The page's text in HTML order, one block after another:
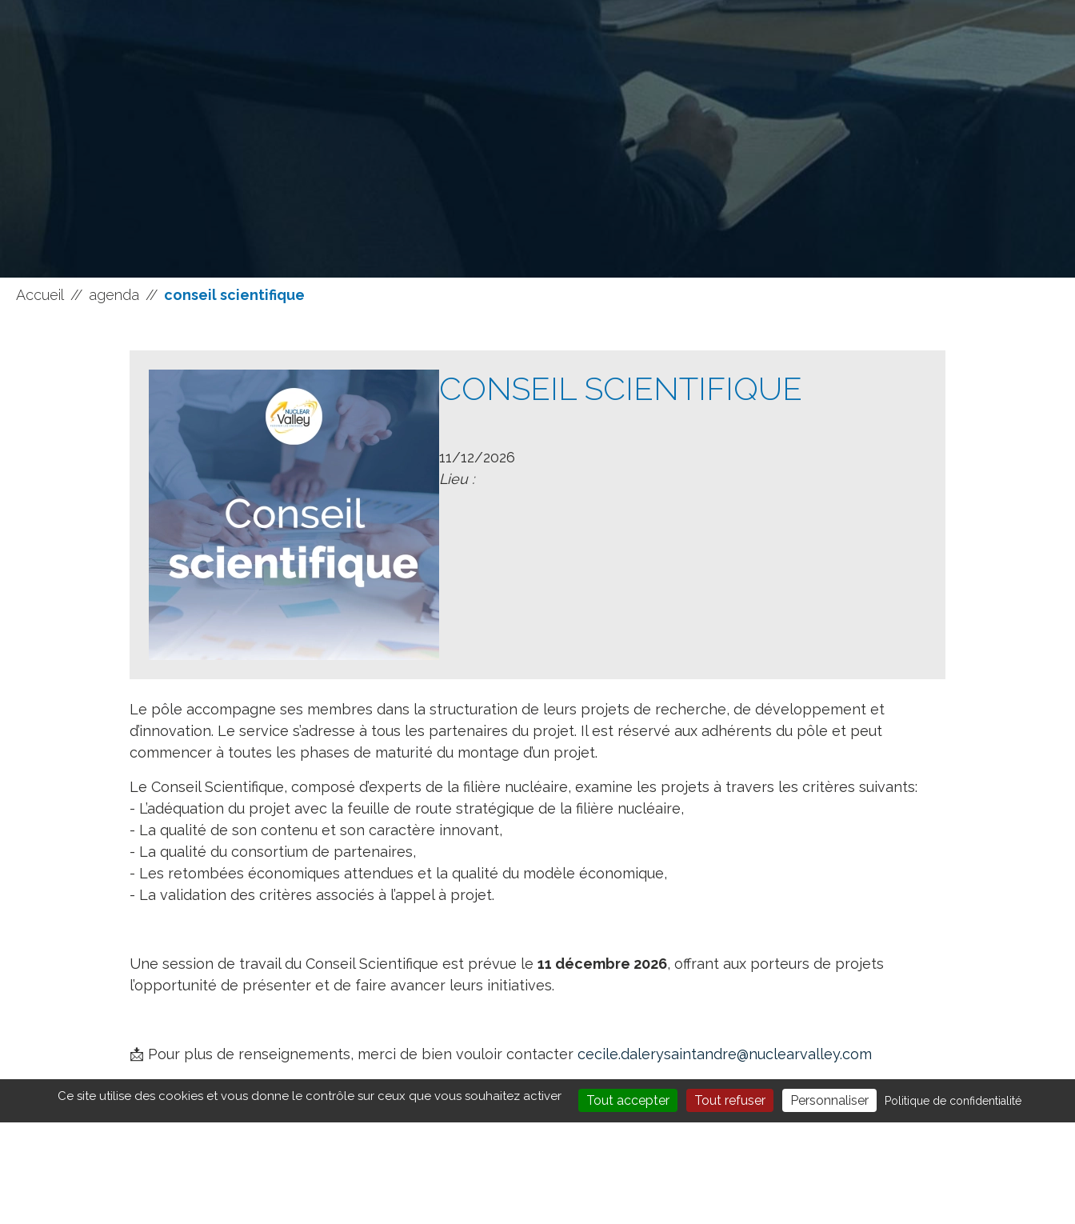
Accueil // agenda // conseil scientifique
CONSEIL SCIENTIFIQUE
11/12/2026
Lieu :
Le pôle accompagne ses membres dans la structuration de leurs projets de recherche, de développement et
d’innovation. Le service s’adresse à tous les partenaires du projet. Il est réservé aux adhérents du pôle et peut
commencer à toutes les phases de maturité du montage d’un projet.
Le Conseil Scientifique, composé d’experts de la filière nucléaire, examine les projets à travers les critères suivants:
- L’adéquation du projet avec la feuille de route stratégique de la filière nucléaire,
- La qualité de son contenu et son caractère innovant,
- La qualité du consortium de partenaires,
- Les retombées économiques attendues et la qualité du modèle économique,
- La validation des critères associés à l’appel à projet.
Une session de travail du Conseil Scientifique est prévue le 11 décembre 2026, offrant aux porteurs de projets
l’opportunité de présenter et de faire avancer leurs initiatives.
📩 Pour plus de renseignements, merci de bien vouloir contacter cecile.dalerysaintandre@nuclearvalley.com
Ce site utilise des cookies et vous donne le contrôle sur ceux que vous souhaitez activer Tout accepter Tout refuser Personnaliser Politique de confidentialité